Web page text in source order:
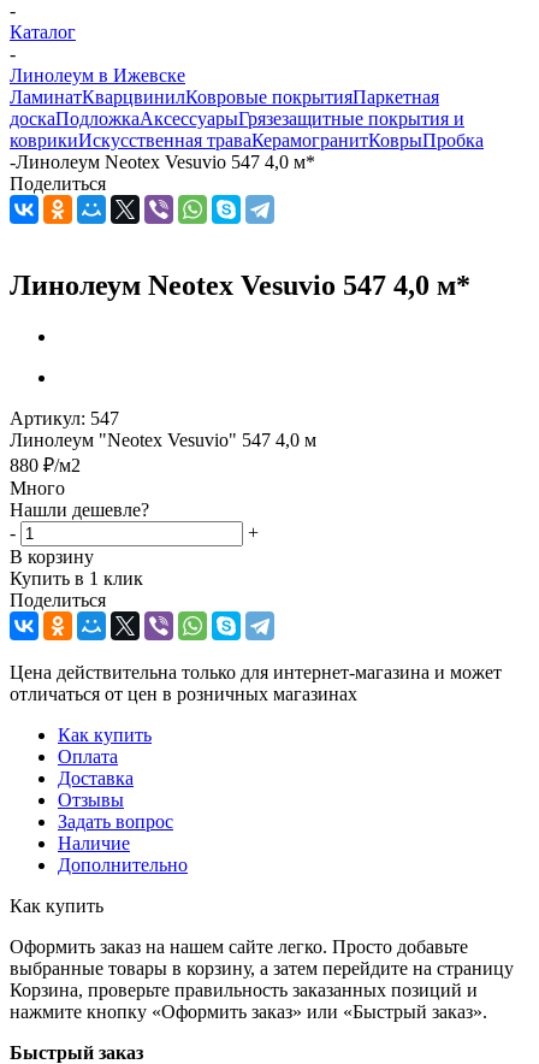
-
Каталог
-
Линолеум в Ижевске
ЛаминатКварцвинилКовровые покрытияПаркетная
доскаПодложкаАксессуарыГрязезащитные покрытия и
коврикиИскусственная траваКерамогранитКоврыПробка
-Линолеум Neotex Vesuvio 547 4,0 м*
Поделиться
Линолеум Neotex Vesuvio 547 4,0 м*
Артикул: 547
Линолеум "Neotex Vesuvio" 547 4,0 м
880 ₽/м2
Много
Нашли дешевле?
-
+
В корзину
Купить в 1 клик
Поделиться
Цена действительна только для интернет-магазина и может
отличаться от цен в розничных магазинах
Как купить
Оплата
Доставка
Отзывы
Задать вопрос
Наличие
Дополнительно
Как купить
Оформить заказ на нашем сайте легко. Просто добавьте
выбранные товары в корзину, а затем перейдите на страницу
Корзина, проверьте правильность заказанных позиций и
нажмите кнопку «Оформить заказ» или «Быстрый заказ».
Быстрый заказ